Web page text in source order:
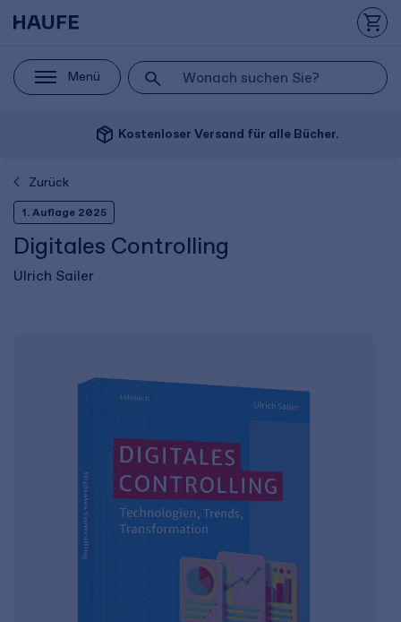
Menü
package_2 Kostenloser Versand für alle Bücher.
Zurück
1. Auflage 2025
Digitales Controlling
Ulrich Sailer